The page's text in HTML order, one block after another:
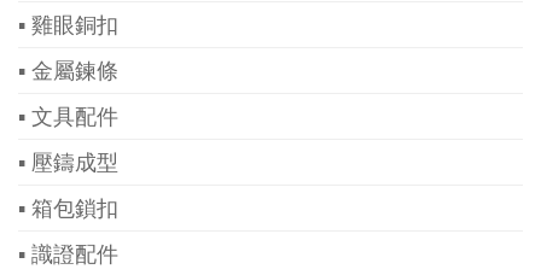
▪ 雞眼銅扣
▪ 金屬鍊條
▪ 文具配件
▪ 壓鑄成型
▪ 箱包鎖扣
▪ 識證配件